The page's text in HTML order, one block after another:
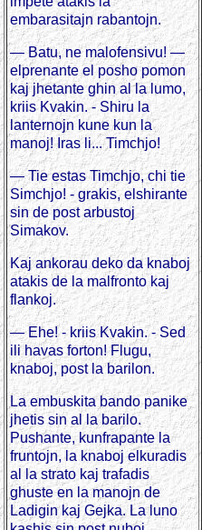
embarasitajn rabantojn.
— Batu, ne malofensivu! —
elprenante el posho pomon
kaj jhetante ghin al la lumo,
kriis Kvakin. - Shiru la
lanternojn kune kun la
manoj! Iras li... Timchjo!
— Tie estas Timchjo, chi tie
Simchjo! - grakis, elshirante
sin de post arbustoj
Simakov.
Kaj ankorau deko da knaboj
atakis de la malfronto kaj
flankoj.
— Ehe! - kriis Kvakin. - Sed
ili havas forton! Flugu,
knaboj, post la barilon.
La embuskita bando panike
jhetis sin al la barilo.
Pushante, kunfrapante la
fruntojn, la knaboj elkuradis
al la strato kaj trafadis
ghuste en la manojn de
Ladigin kaj Gejka. La luno